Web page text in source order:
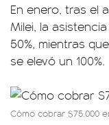
En enero, tras el
Milei, la
50%, mientras
se elevó un 100%.
Cómo cobrar $75.000